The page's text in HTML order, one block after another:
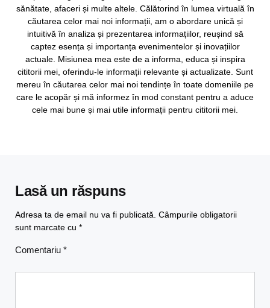
sănătate, afaceri și multe altele. Călătorind în lumea virtuală în
căutarea celor mai noi informații, am o abordare unică și
intuitivă în analiza și prezentarea informațiilor, reușind să
captez esența și importanța evenimentelor și inovațiilor
actuale. Misiunea mea este de a informa, educa și inspira
cititorii mei, oferindu-le informații relevante și actualizate. Sunt
mereu în căutarea celor mai noi tendințe în toate domeniile pe
care le acopăr și mă informez în mod constant pentru a aduce
cele mai bune și mai utile informații pentru cititorii mei.
Lasă un răspuns
Adresa ta de email nu va fi publicată. Câmpurile obligatorii
sunt marcate cu *
Comentariu *